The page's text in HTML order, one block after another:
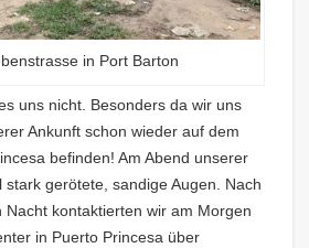
in Port Barton
uns nicht. Besonders da wir uns
Ankunft schon wieder auf dem
befinden! Am Abend unserer
stark gerötete, sandige Augen. Nach
kontaktierten wir am Morgen
in Puerto Princesa über